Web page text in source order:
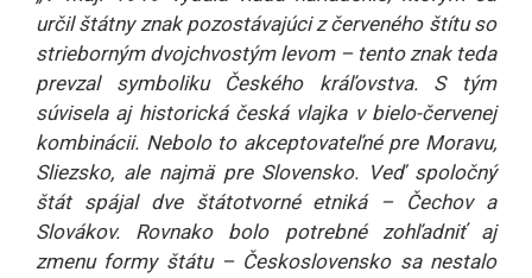
určil štátny znak pozostávajúci z červeného štítu so
strieborným dvojchvostým levom – tento znak teda
prevzal symboliku Českého kráľovstva. S tým
súvisela aj historická česká vlajka v bielo-červenej
kombinácii. Nebolo to akceptovateľné pre Moravu,
Sliezsko, ale najmä pre Slovensko. Veď spoločný
štát spájal dve štátotvorné etniká – Čechov a
Slovákov. Rovnako bolo potrebné zohľadniť aj
zmenu formy štátu – Československo sa nestalo